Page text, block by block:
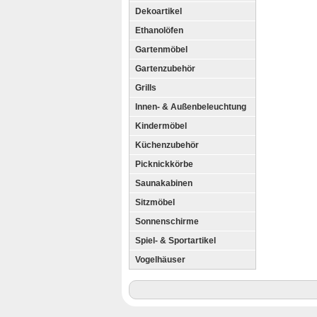
Dekoartikel
Ethanolöfen
Gartenmöbel
Gartenzubehör
Grills
Innen- & Außenbeleuchtung
Kindermöbel
Küchenzubehör
Picknickkörbe
Saunakabinen
Sitzmöbel
Sonnenschirme
Spiel- & Sportartikel
Vogelhäuser